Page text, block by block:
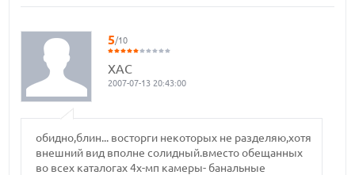
5/10
ХАС
2007-07-13 20:43:00
обидно,блин... восторги некоторых не разделяю,хотя
внешний вид вполне солидный.вместо обещанных
во всех каталогах 4х-мп камеры- банальные